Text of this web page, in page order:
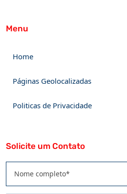
Menu
Home
Páginas Geolocalizadas
Politicas de Privacidade
Solicite um Contato